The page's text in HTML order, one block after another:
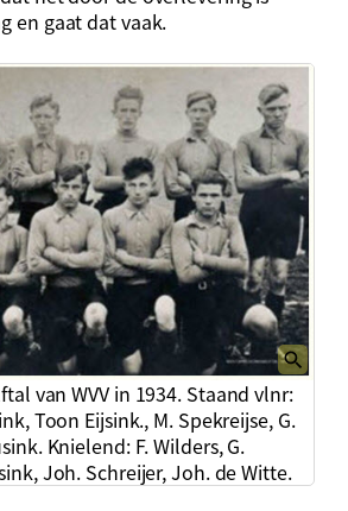
en gaat dat vaak.
van WVV in 1934. Staand vlnr:
Toon Eijsink., M. Spekreijse, G.
Knielend: F. Wilders, G.
Joh. Schreijer, Joh. de Witte.